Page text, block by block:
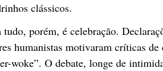
clássicos.
tudo, porém, é celebração.
humanistas motivaram críticas
woke”. O debate, longe de